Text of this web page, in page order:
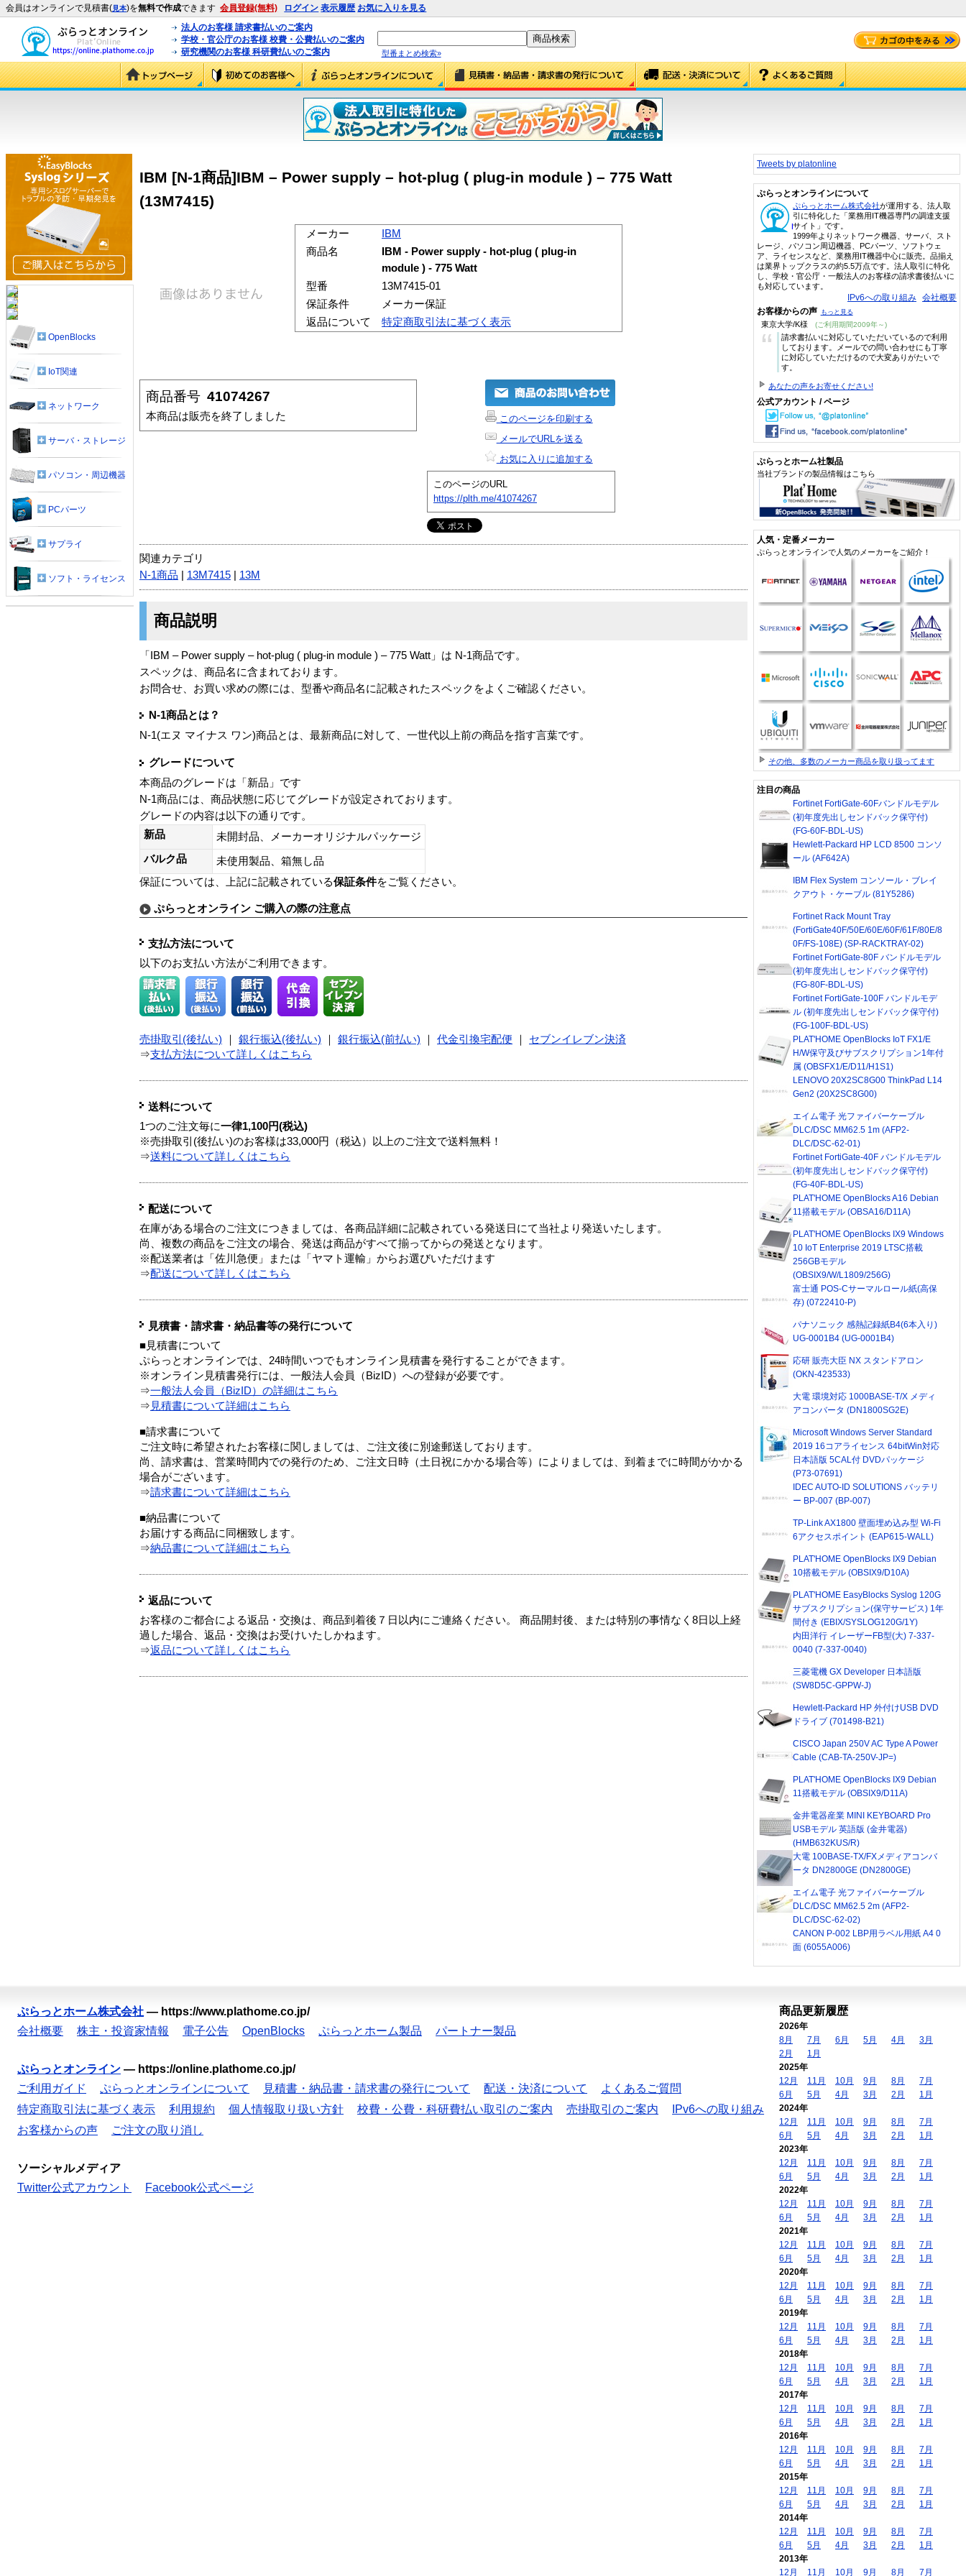
会員はオンラインで見積書(見本)を無料で作成できます 会員登録(無料) ログイン 表示履歴 お気に入りを見る
法人のお客様 請求書払いのご案内
学校・官公庁のお客様 校費・公費払いのご案内
研究機関のお客様 科研費払いのご案内
型番まとめ検索»
IBM [N-1商品]IBM – Power supply – hot-plug ( plug-in module ) – 775 Watt
(13M7415)
メーカー
IBM
商品名
IBM - Power supply - hot-plug ( plug-in
module ) - 775 Watt
型番
13M7415-01
保証条件
メーカー保証
返品について
特定商取引法に基づく表示
商品番号 41074267
本商品は販売を終了しました
このページを印刷する
メールでURLを送る
お気に入りに追加する
このページのURL
https://plth.me/41074267
関連カテゴリ
N-1商品
13M7415 13M
商品説明
「IBM – Power supply – hot-plug ( plug-in module ) – 775 Watt」は N-1商品です。
スペックは、商品名に含まれております。
お問合せ、お買い求めの際には、型番や商品名に記載されたスペックをよくご確認ください。
N-1商品とは？
N-1(エヌ マイナス ワン)商品とは、最新商品に対して、一世代以上前の商品を指す言葉です。
グレードについて
本商品のグレードは「新品」です
N-1商品には、商品状態に応じてグレードが設定されております。
グレードの内容は以下の通りです。
新品
未開封品、メーカーオリジナルパッケージ
バルク品
未使用製品、箱無し品
保証については、上記に記載されている保証条件をご覧ください。
ぷらっとオンライン ご購入の際の注意点
支払方法について
以下のお支払い方法がご利用できます。
売掛取引(後払い) 銀行振込(後払い) 銀行振込(前払い) 代金引換宅配便
セブンイレブン決済
⇒支払方法について詳しくはこちら
送料について
1つのご注文毎に一律1,100円(税込)
※売掛取引(後払い)のお客様は33,000円（税込）以上のご注文で送料無料！
⇒送料について詳しくはこちら
配送について
在庫がある場合のご注文につきましては、各商品詳細に記載されている発送日にて当社より発送いたします。
尚、複数の商品をご注文の場合、発送は商品がすべて揃ってからの発送となります。
※配送業者は「佐川急便」または「ヤマト運輸」からお選びいただけます
⇒配送について詳しくはこちら
見積書・請求書・納品書等の発行について
■見積書について
ぷらっとオンラインでは、24時間いつでもオンライン見積書を発行することができます。
※オンライン見積書発行には、一般法人会員（BizID）への登録が必要です。
⇒一般法人会員（BizID）の詳細はこちら
⇒ 見積書について詳細はこちら
■請求書について
ご注文時に希望されたお客様に関しましては、ご注文後に別途郵送しております。
尚、請求書は、営業時間内での発行のため、ご注文日時（土日祝にかかる場合等）によりましては、到着までに時間がかかる
場合がございます。
⇒請求書について詳細はこちら
■納品書について
お届けする商品に同梱致します。
⇒納品書について詳細はこちら
返品について
お客様のご都合による返品・交換は、商品到着後７日以内にご連絡ください。 商品開封後、または特別の事情なく8日以上経
過した場合、返品・交換はお受けいたしかねます。
⇒返品について詳しくはこちら
OpenBlocks
IoT関連
ネットワーク
サーバ・ストレージ
パソコン・周辺機器
PCパーツ
サプライ
ソフト・ライセンス
Tweets by platonline
ぷらっとオンラインについて
ぷらっとホーム株式会社が運用する、法人取
引に特化した「業務用IT機器専門の調達支援
サイト」です。
1999年よりネットワーク機器、サーバ、スト
レージ、パソコン周辺機器、PCパーツ、ソフトウェ
ア、ライセンスなど、業務用IT機器中心に販売。品揃え
は業界トップクラスの約5.5万点です。法人取引に特化
し、学校・官公庁・一般法人のお客様の請求書後払いに
も対応しています。
IPv6への取り組み 会社概要
お客様からの声 もっと見る
東京大学/K様 (ご利用期間2009年～)
“
請求書払いに対応していただいているので利用
しております。メールでの問い合わせにも丁寧
に対応していただけるので大変ありがたいで
す。
あなたの声をお寄せください!
公式アカウント / ページ
ぷらっとホーム社製品
当社ブランドの製品情報はこちら
人気・定番メーカー
ぷらっとオンラインで人気のメーカーをご紹介！
その他、多数のメーカー商品を取り扱ってます
注目の商品
Fortinet FortiGate-60Fバンドルモデル
(初年度先出しセンドバック保守付)
(FG-60F-BDL-US)
Hewlett-Packard HP LCD 8500 コンソ
ール (AF642A)
IBM Flex System コンソール・ブレイ
クアウト・ケーブル (81Y5286)
Fortinet Rack Mount Tray
(FortiGate40F/50E/60E/60F/61F/80E/8
0F/FS-108E) (SP-RACKTRAY-02)
Fortinet FortiGate-80F バンドルモデル
(初年度先出しセンドバック保守付)
(FG-80F-BDL-US)
Fortinet FortiGate-100F バンドルモデ
ル (初年度先出しセンドバック保守付)
(FG-100F-BDL-US)
PLAT'HOME OpenBlocks IoT FX1/E
H/W保守及びサブスクリプション1年付
属 (OBSFX1/E/D11/H1S1)
LENOVO 20X2SC8G00 ThinkPad L14
Gen2 (20X2SC8G00)
エイム電子 光ファイバーケーブル
DLC/DSC MM62.5 1m (AFP2-
DLC/DSC-62-01)
Fortinet FortiGate-40F バンドルモデル
(初年度先出しセンドバック保守付)
(FG-40F-BDL-US)
PLAT'HOME OpenBlocks A16 Debian
11搭載モデル (OBSA16/D11A)
PLAT'HOME OpenBlocks IX9 Windows
10 IoT Enterprise 2019 LTSC搭載
256GBモデル
(OBSIX9/W/L1809/256G)
富士通 POS-Cサーマルロール紙(高保
存) (0722410-P)
パナソニック 感熱記録紙B4(6本入り)
UG-0001B4 (UG-0001B4)
応研 販売大臣 NX スタンドアロン
(OKN-423533)
大電 環境対応 1000BASE-T/X メディ
アコンバータ (DN1800SG2E)
Microsoft Windows Server Standard
2019 16コアライセンス 64bitWin対応
日本語版 5CAL付 DVDパッケージ
(P73-07691)
IDEC AUTO-ID SOLUTIONS バッテリ
ー BP-007 (BP-007)
TP-Link AX1800 壁面埋め込み型 Wi-Fi
6アクセスポイント (EAP615-WALL)
PLAT'HOME OpenBlocks IX9 Debian
10搭載モデル (OBSIX9/D10A)
PLAT'HOME EasyBlocks Syslog 120G
サブスクリプション(保守サービス) 1年
間付き (EBIX/SYSLOG120G/1Y)
内田洋行 イレーザーFB型(大) 7-337-
0040 (7-337-0040)
三菱電機 GX Developer 日本語版
(SW8D5C-GPPW-J)
Hewlett-Packard HP 外付けUSB DVD
ドライブ (701498-B21)
CISCO Japan 250V AC Type A Power
Cable (CAB-TA-250V-JP=)
PLAT'HOME OpenBlocks IX9 Debian
11搭載モデル (OBSIX9/D11A)
金井電器産業 MINI KEYBOARD Pro
USBモデル 英語版 (金井電器)
(HMB632KUS/R)
大電 100BASE-TX/FXメディアコンバ
ータ DN2800GE (DN2800GE)
エイム電子 光ファイバーケーブル
DLC/DSC MM62.5 2m (AFP2-
DLC/DSC-62-02)
CANON P-002 LBP用ラベル用紙 A4 0
面 (6055A006)
ぷらっとホーム株式会社 — https://www.plathome.co.jp/
会社概要
株主・投資家情報 電子公告 OpenBlocks ぷらっとホーム製品 パートナー製品
ぷらっとオンライン — https://online.plathome.co.jp/
ご利用ガイド
ぷらっとオンラインについて 見積書・納品書・請求書の発行について 配送・決済について
よくあるご質問
特定商取引法に基づく表示
利用規約 個人情報取り扱い方針 校費・公費・科研費払い取引のご案内 売掛取引のご案内
IPv6への取り組み
お客様からの声
ご注文の取り消し
ソーシャルメディア
Twitter公式アカウント
Facebook公式ページ
商品更新履歴
2026年
8月
7月 6月 5月 4月
3月
2月
1月
2025年
12月
11月 10月 9月 8月
7月
6月
5月 4月 3月 2月
1月
2024年
12月
11月 10月 9月 8月
7月
6月
5月 4月 3月 2月
1月
2023年
12月
11月 10月 9月 8月
7月
6月
5月 4月 3月 2月
1月
2022年
12月
11月 10月 9月 8月
7月
6月
5月 4月 3月 2月
1月
2021年
12月
11月 10月 9月 8月
7月
6月
5月 4月 3月 2月
1月
2020年
12月
11月 10月 9月 8月
7月
6月
5月 4月 3月 2月
1月
2019年
12月
11月 10月 9月 8月
7月
6月
5月 4月 3月 2月
1月
2018年
12月
11月 10月 9月 8月
7月
6月
5月 4月 3月 2月
1月
2017年
12月
11月 10月 9月 8月
7月
6月
5月 4月 3月 2月
1月
2016年
12月
11月 10月 9月 8月
7月
6月
5月 4月 3月 2月
1月
2015年
12月
11月 10月 9月 8月
7月
6月
5月 4月 3月 2月
1月
2014年
12月
11月 10月 9月 8月
7月
6月
5月 4月 3月 2月
1月
2013年
12月
11月 10月 9月 8月 7月